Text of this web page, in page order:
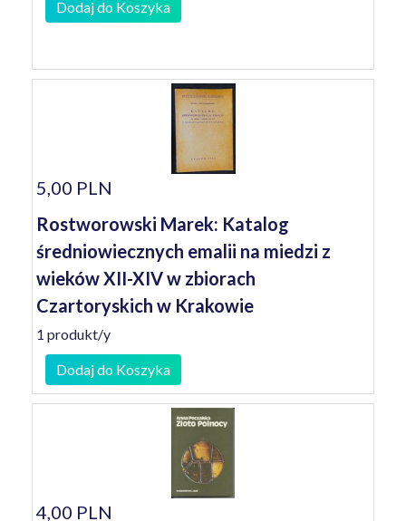
Dodaj do Koszyka
5,00 PLN
Rostworowski Marek: Katalog
średniowiecznych emalii na miedzi z
wieków XII-XIV w zbiorach
Czartoryskich w Krakowie
1 produkt/y
Dodaj do Koszyka
4,00 PLN